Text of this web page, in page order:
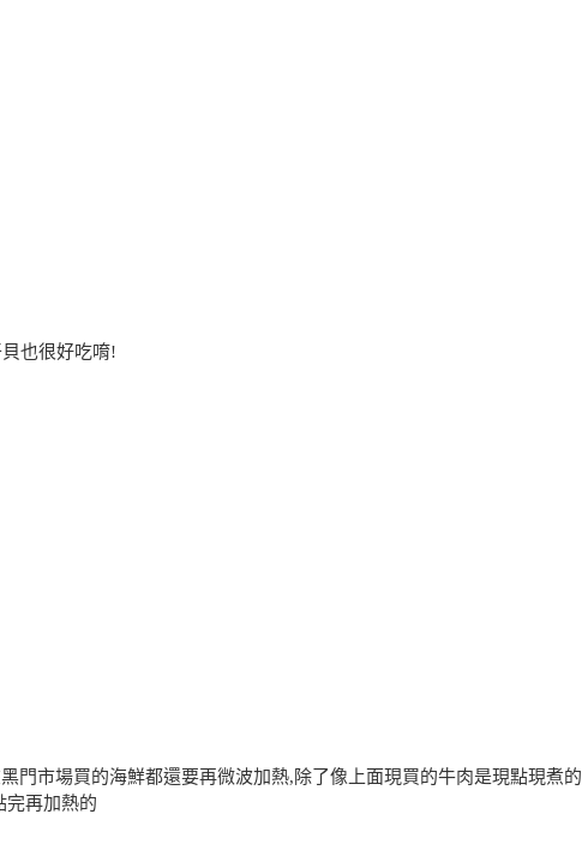
也很好吃唷!
門市場買的海鮮都還要再微波加熱,除了像上面現買的牛肉是現點現煮的
完再加熱的